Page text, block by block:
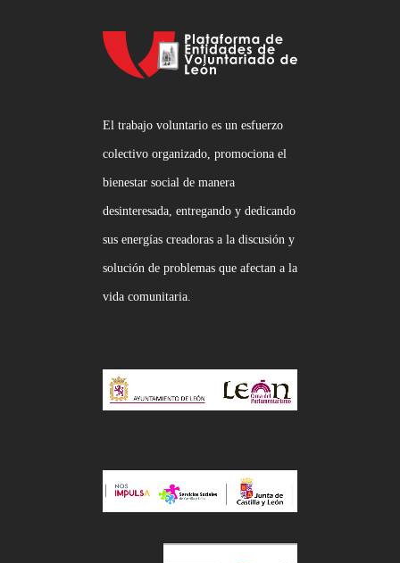
El trabajo voluntario es un esfuerzo
colectivo organizado, promociona el
bienestar social de manera
desinteresada, entregando y dedicando
sus energías creadoras a la discusión y
solución de problemas que afectan a la
vida comunitaria.